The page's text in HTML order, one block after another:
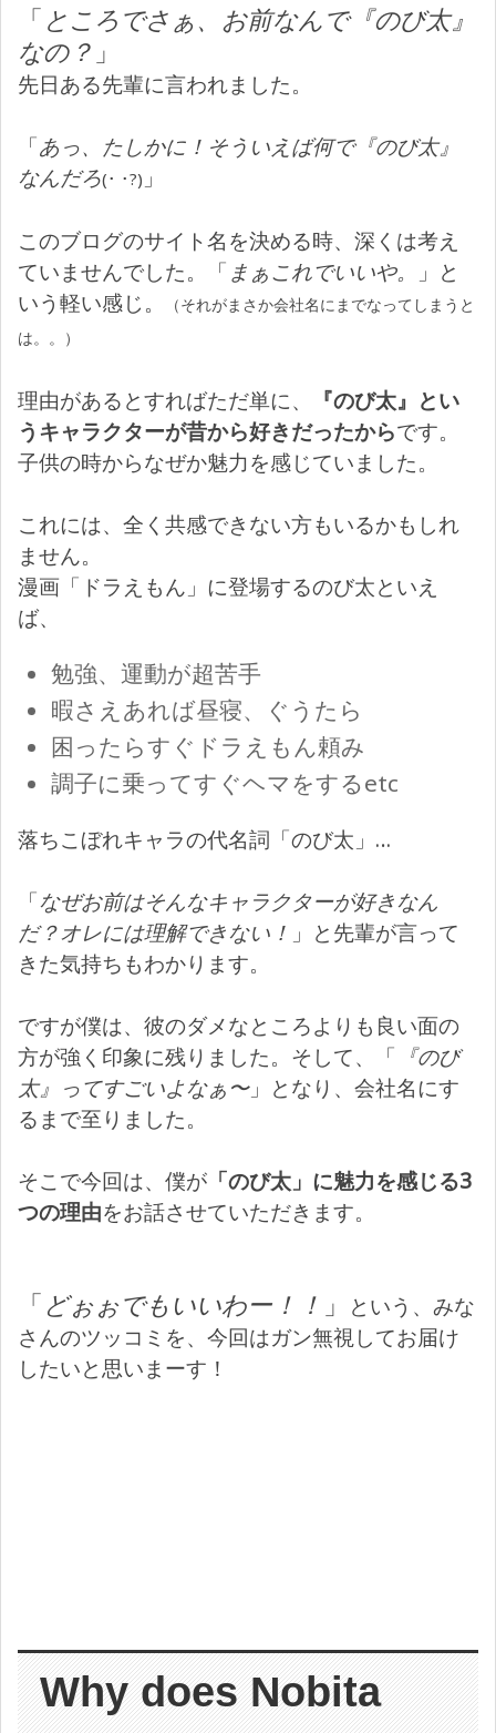
「ところでさぁ、お前なんで『のび太』
なの？ 」
先日ある先輩に言われました。
「あっ、たしかに！そういえば何で『のび太』
なんだろ(･ ･?) 」
このブログのサイト名を決める時、深くは考え
ていませんでした。「まぁこれでいいや。
」と
いう軽い感じ。
（それがまさか会社名にまでなってしまうと
は。。）
理由があるとすればただ単に、
『のび太』とい
うキャラクターが昔から好きだったからです。
子供の時からなぜか魅力を感じていました。
これには、全く共感できない方もいるかもしれ
ません。
漫画「ドラえもん」に登場するのび太といえ
ば、
勉強、運動が超苦手
暇さえあれば昼寝、ぐうたら
困ったらすぐドラえもん頼み
調子に乗ってすぐヘマをするetc
落ちこぼれキャラの代名詞「のび太」…
「なぜお前はそんなキャラクターが好きなん
だ？オレには理解できない！ 」と先輩が言って
きた気持ちもわかります。
ですが僕は、彼のダメなところよりも良い面の
方が強く印象に残りました。そして、「 『のび
太』ってすごいよなぁ〜」となり、会社名にす
るまで至りました。
そこで今回は、僕が 「のび太」に魅力を感じる3
つの理由をお話させていただきます。
「どぉぉでもいいわー！！ 」
という、みな
さんのツッコミを、今回はガン無視してお届け
したいと思いまーす！
Why does Nobita